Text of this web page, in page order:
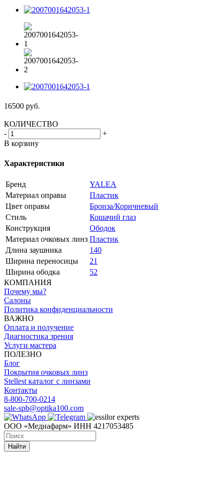
16500 руб.
КОЛИЧЕСТВО
-
+
В корзину
Характеристики
Бренд
YALEA
Материал оправы
Пластик
Цвет оправы
Бронза/Коричневый
Стиль
Кошачий глаз
Конструкция
Ободок
Материал очковых линз Пластик
Длина заушника
140
Ширина переносицы
21
Ширина ободка
52
КОМПАНИЯ
Почему мы?
Салоны
Политика конфиденциальности
ВАЖНО
Оплата и получение
Диагностика зрения
Услуги мастера
ПОЛЕЗНО
Блог
Покрытия очковых линз
Stellest каталог с линзами
Контакты
8-800-700-0214
sale-spb@optika100.com
ООО «Медиафарм» ИНН 4217053485
Найти